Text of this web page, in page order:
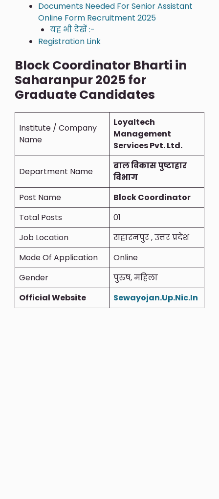
Documents Needed For Senior Assistant
Online Form Recruitment 2025
यह भी देखें :-
Registration Link
Block Coordinator Bharti in
Saharanpur 2025 for
Graduate Candidates
Institute / Company
Name
Loyaltech
Management
Services Pvt. Ltd.
Department Name
बाल विकास पुष्टाहार
विभाग
Post Name
Block Coordinator
Total Posts
01
Job Location
सहारनपुर , उत्तर प्रदेश
Mode Of Application
Online
Gender
पुरुष, महिला
Official Website
Sewayojan.Up.Nic.In